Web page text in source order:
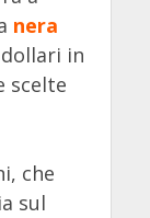
nera
in
scelte
che
sul